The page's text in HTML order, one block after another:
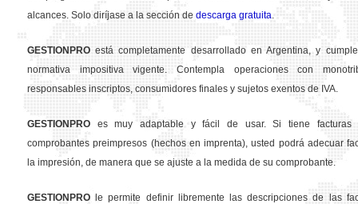
alcances. Solo diríjase a la sección de descarga gratuita.
GESTION PRO está completamente desarrollado en Argentina, y
normativa impositiva vigente. Contempla operaciones con
responsables inscriptos, consumidores finales y sujetos exentos de IVA.
GESTION PRO es muy adaptable y fácil de usar. Si tiene facturas
comprobantes preimpresos (hechos en imprenta), usted podrá adecuar
la impresión, de manera que se ajuste a la medida de su comprobante.
GESTION PRO le permite definir libremente las descripciones de las